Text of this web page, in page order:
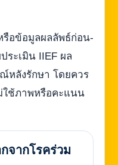
รือข้อมูลผลลัพธ์ก่อน-
ระเมิน IIEF ผล
หลังรักษา โดยควร
ช้ภาพหรือคะแนน
จากโรคร่วม